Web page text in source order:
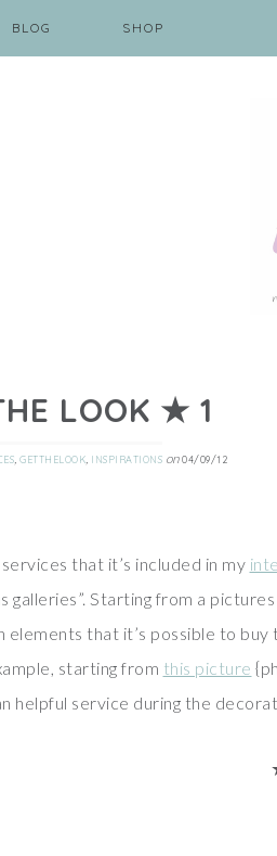
BLOG SHOP
LOOK ★ 1
, GETTHELOOK, INSPIRATIONS on04/09/12
that it’s included in my
galleries”. Starting from a
elements that it’s possible to
starting from this picture
helpful service during the